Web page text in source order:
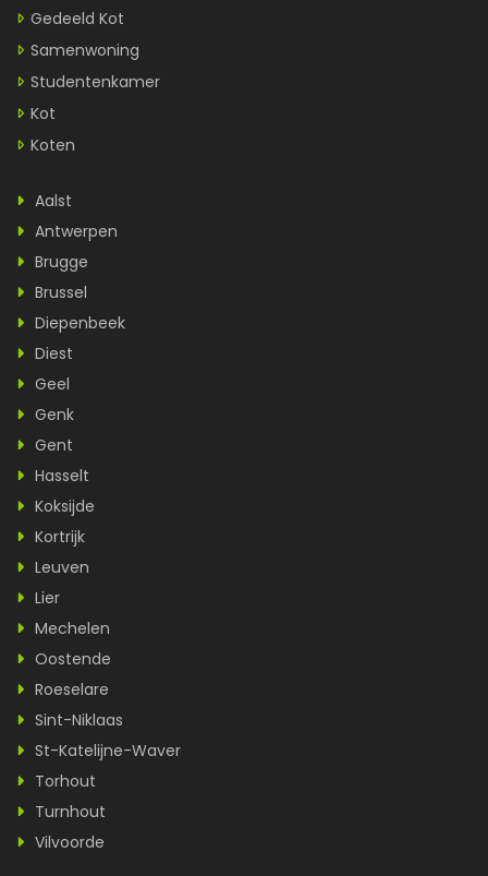
Gedeeld Kot
Samenwoning
Studentenkamer
Kot
Koten
Aalst
Antwerpen
Brugge
Brussel
Diepenbeek
Diest
Geel
Genk
Gent
Hasselt
Koksijde
Kortrijk
Leuven
Lier
Mechelen
Oostende
Roeselare
Sint-Niklaas
St-Katelijne-Waver
Torhout
Turnhout
Vilvoorde